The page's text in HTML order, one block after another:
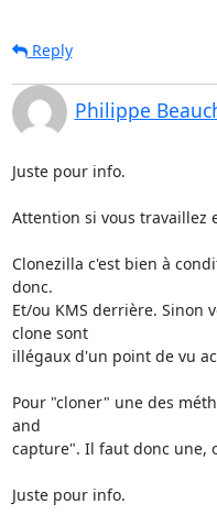
Reply
Philippe
Juste pour info.
Attention si vous travaillez
Clonezilla c'est bien à
donc.
Et/ou KMS derrière. Sinon
clone sont
illégaux d'un point de vu
Pour "cloner" une des
and
capture". Il faut donc une,
Juste pour info.